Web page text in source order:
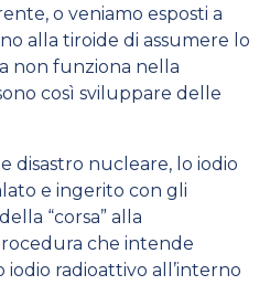
o veniamo esposti a
alla tiroide di assumere lo
non funziona nella
così sviluppare delle
disastro nucleare, lo iodio
e ingerito con gli
“corsa” alla
che intende
iodio radioattivo all’interno